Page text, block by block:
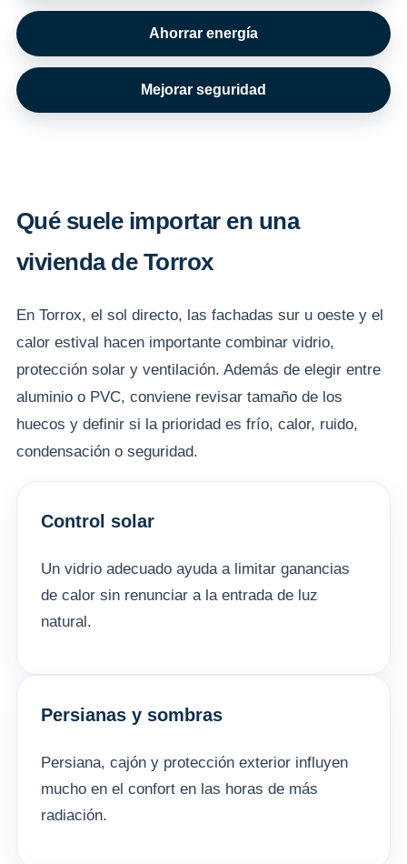
Ahorrar energía
Mejorar seguridad
Qué suele importar en una
vivienda de Torrox
En Torrox, el sol directo, las fachadas sur u oeste y el
calor estival hacen importante combinar vidrio,
protección solar y ventilación. Además de elegir entre
aluminio o PVC, conviene revisar tamaño de los
huecos y definir si la prioridad es frío, calor, ruido,
condensación o seguridad.
Control solar
Un vidrio adecuado ayuda a limitar ganancias
de calor sin renunciar a la entrada de luz
natural.
Persianas y sombras
Persiana, cajón y protección exterior influyen
mucho en el confort en las horas de más
radiación.